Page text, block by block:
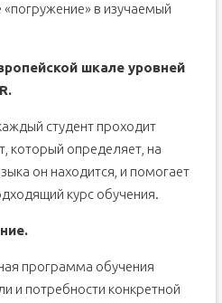
в изучаемый
шкале уровней
студент проходит
который определяет, на
он находится, и помогает
курс обучения.
программа обучения
и потребности конкретной